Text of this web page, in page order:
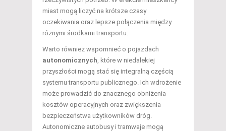
miast mogą liczyć na krótsze czasy
oczekiwania oraz lepsze połączenia między
różnymi środkami transportu.
Warto również wspomnieć o pojazdach
autonomicznych , które w niedalekiej
przyszłości mogą stać się integralną częścią
systemu transportu publicznego. Ich wdrożenie
może prowadzić do znacznego obniżenia
kosztów operacyjnych oraz zwiększenia
bezpieczeństwa użytkowników dróg.
Autonomiczne autobusy i tramwaje mogą